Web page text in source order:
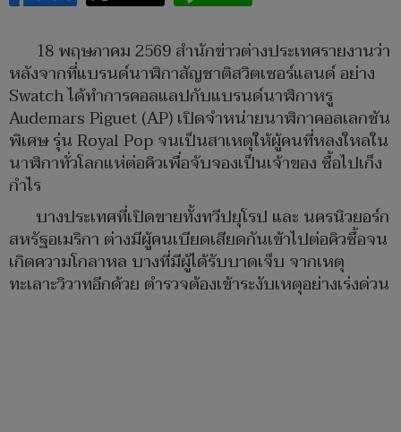
18 พฤษภาคม 2569 สำนักข่าวต่างประเทศรายงานว่า
หลังจากที่แบรนด์นาฬิกาสัญชาติสวิตเซอร์แลนด์ อย่าง
Swatch ได้ทำการคอลแลปกับแบรนด์นาฬิกาหรู
Audemars Piguet (AP) เปิดจำหน่ายนาฬิกาคอลเลกชัน
พิเศษ รุ่น Royal Pop จนเป็นสาเหตุให้ผู้คนที่หลงใหลใน
นาฬิกาทั่วโลกแห่ต่อคิวเพื่อจับจองเป็นเจ้าของ ซื้อไปเก็ง
กำไร
บางประเทศที่เปิดขายทั้งทวีปยุโรป และ นครนิวยอร์ก
สหรัฐอเมริกา ต่างมีผู้คนเบียดเสียดกันเข้าไปต่อคิวซื้อจน
เกิดความโกลาหล บางที่มีผู้ได้รับบาดเจ็บ จากเหตุ
ทะเลาะวิวาทอีกด้วย ตำรวจต้องเข้าระงับเหตุอย่างเร่งด่วน